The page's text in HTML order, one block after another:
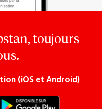
toujours
(iOS et Android)